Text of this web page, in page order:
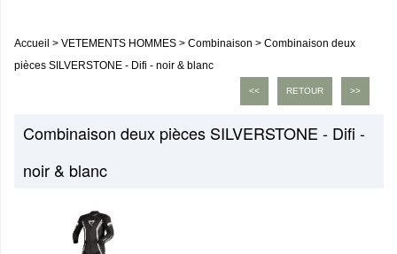
Accueil > VETEMENTS HOMMES > Combinaison > Combinaison deux
pièces SILVERSTONE - Difi - noir & blanc
>>
RETOUR
<<
Combinaison deux pièces SILVERSTONE - Difi -
noir & blanc